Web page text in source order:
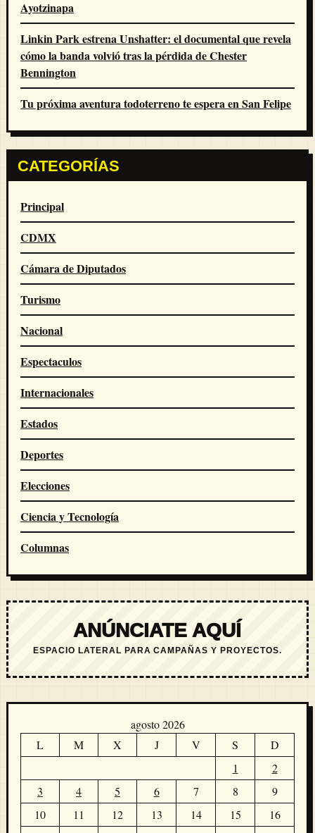
Ayotzinapa
Linkin Park estrena Unshatter: el documental que revela
cómo la banda volvió tras la pérdida de Chester
Bennington
Tu próxima aventura todoterreno te espera en San Felipe
CATEGORÍAS
Principal
CDMX
Cámara de Diputados
Turismo
Nacional
Espectaculos
Internacionales
Estados
Deportes
Elecciones
Ciencia y Tecnología
Columnas
ANÚNCIATE AQUÍ
ESPACIO LATERAL PARA CAMPAÑAS Y PROYECTOS.
agosto 2026
L
M X J V S
D
1
2
3
4 5 6 7 8
9
10
11 12 13 14 15
16